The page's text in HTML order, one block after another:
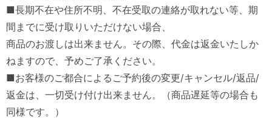
■長期不在や住所不明、不在受取の連絡が取れない等、期
間までに受け取りいただけない場合、
商品のお渡しは出来ません。その際、代金は返金いたしか
ねますので、予めご了承ください。
■お客様のご都合によるご予約後の変更/キャンセル/返品/
返金は、一切受け付け出来ません。（商品遅延等の場合も
同様です。）